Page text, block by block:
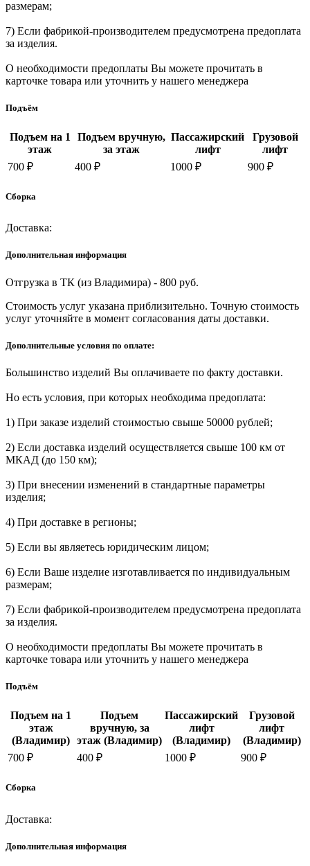
размерам;
7) Если фабрикой-производителем предусмотрена предоплата
за изделия.
О необходимости предоплаты Вы можете прочитать в
карточке товара или уточнить у нашего менеджера
Подъём
Подъем на 1
этаж
Подъем вручную,
за этаж
Пассажирский
лифт
Грузовой
лифт
700 ₽
400 ₽ 1000 ₽ 900 ₽
Сборка
Доставка:
Дополнительная информация
Отгрузка в ТК (из Владимира) - 800 руб.
Стоимость услуг указана приблизительно. Точную стоимость
услуг уточняйте в момент согласования даты доставки.
Дополнительные условия по оплате:
Большинство изделий Вы оплачиваете по факту доставки.
Но есть условия, при которых необходима предоплата:
1) При заказе изделий стоимостью свыше 50000 рублей;
2) Если доставка изделий осуществляется свыше 100 км от
МКАД (до 150 км);
3) При внесении изменений в стандартные параметры
изделия;
4) При доставке в регионы;
5) Если вы являетесь юридическим лицом;
6) Если Ваше изделие изготавливается по индивидуальным
размерам;
7) Если фабрикой-производителем предусмотрена предоплата
за изделия.
О необходимости предоплаты Вы можете прочитать в
карточке товара или уточнить у нашего менеджера
Подъём
Подъем на 1
этаж
(Владимир)
Подъем
вручную, за
этаж (Владимир)
Пассажирский
лифт
(Владимир)
Грузовой
лифт
(Владимир)
700 ₽
400 ₽ 1000 ₽ 900 ₽
Сборка
Доставка:
Дополнительная информация